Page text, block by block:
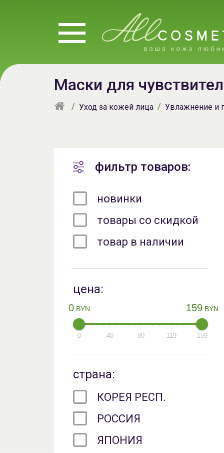
Маски для
Уход за кожей лица Увлажнение и
фильтр товаров:
новинки
товары со скидкой
товар в наличии
цена:
0 BYN 159 BYN
0 40 80 119 159
страна:
КОРЕЯ РЕСП.
РОССИЯ
ЯПОНИЯ